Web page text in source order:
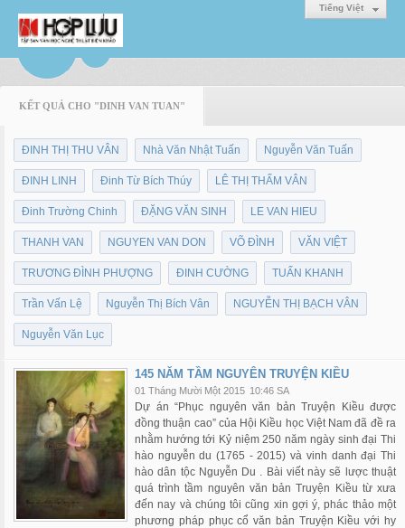
Tiếng Việt
KẾT QUẢ CHO "DINH VAN TUAN"
ĐINH THỊ THU VÂN Nhà Văn Nhật Tuấn Nguyễn Văn Tuấn
ĐINH LINH Đinh Từ Bích Thúy LÊ THỊ THẤM VÂN
Đinh Trường Chinh ĐẶNG VĂN SINH LE VAN HIEU
THANH VAN NGUYEN VAN DON VÕ ĐÌNH VĂN VIỆT
TRƯƠNG ĐÌNH PHƯỢNG ĐINH CƯỜNG TUẤN KHANH
Trần Vấn Lệ Nguyễn Thị Bích Vân NGUYỄN THỊ BẠCH VÂN
Nguyễn Văn Lục
145 NĂM TẦM NGUYÊN TRUYỆN KIỀU
01 Tháng Mười Một 2015 10:46 SA
Dự án “Phục nguyên văn bản Truyện Kiều được
đồng thuận cao” của Hội Kiều học Việt Nam đã đề ra
nhằm hướng tới Kỷ niệm 250 năm ngày sinh đại Thi
hào nguyễn du (1765 - 2015) và vinh danh đại Thi
hào dân tộc Nguyễn Du . Bài viết này sẽ lược thuật
quá trình tầm nguyên văn bản Truyện Kiều từ xưa
đến nay và chúng tôi cũng xin gợi ý, phác thảo một
phương pháp phục cổ văn bản Truyện Kiều với hy